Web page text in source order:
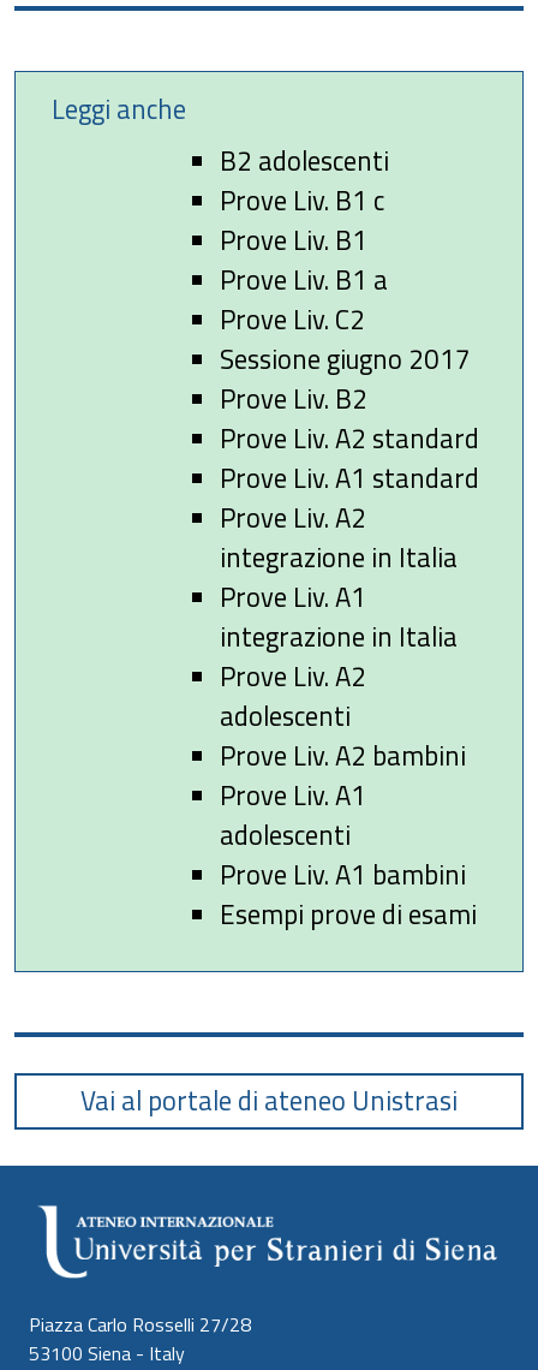
Leggi anche
B2 adolescenti
Prove Liv. B1 c
Prove Liv. B1
Prove Liv. B1 a
Prove Liv. C2
Sessione giugno 2017
Prove Liv. B2
Prove Liv. A2 standard
Prove Liv. A1 standard
Prove Liv. A2
integrazione in Italia
Prove Liv. A1
integrazione in Italia
Prove Liv. A2
adolescenti
Prove Liv. A2 bambini
Prove Liv. A1
adolescenti
Prove Liv. A1 bambini
Esempi prove di esami
Vai al portale di ateneo Unistrasi
Piazza Carlo Rosselli 27/28
53100 Siena - Italy